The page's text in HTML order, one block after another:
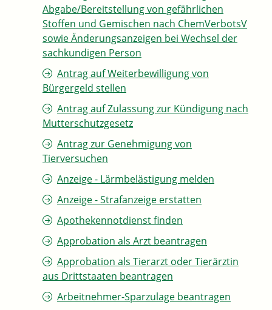
Abgabe/Bereitstellung von gefährlichen
Stoffen und Gemischen nach ChemVerbotsV
sowie Änderungsanzeigen bei Wechsel der
sachkundigen Person
Antrag auf Weiterbewilligung von
Bürgergeld stellen
Antrag auf Zulassung zur Kündigung nach
Mutterschutzgesetz
Antrag zur Genehmigung von
Tierversuchen
Anzeige - Lärmbelästigung melden
Anzeige - Strafanzeige erstatten
Apothekennotdienst finden
Approbation als Arzt beantragen
Approbation als Tierarzt oder Tierärztin
aus Drittstaaten beantragen
Arbeitnehmer-Sparzulage beantragen